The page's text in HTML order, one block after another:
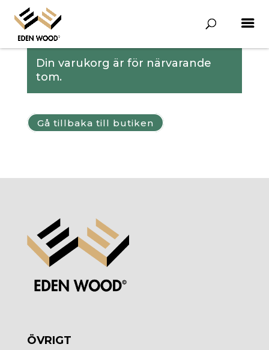
Din varukorg är för närvarande
tom.
Gå tillbaka till butiken
ÖVRIGT